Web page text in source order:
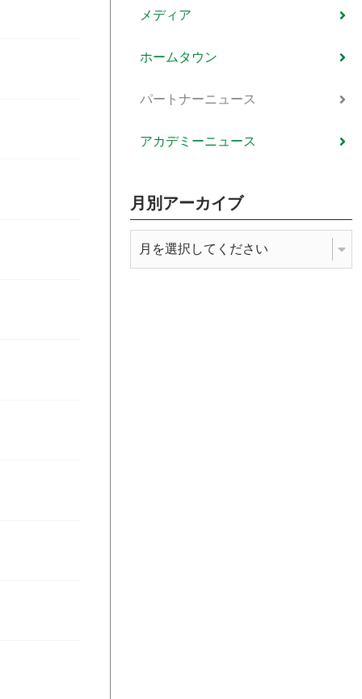
メディア
ホームタウン
パートナーニュース
アカデミーニュース
月別アーカイブ